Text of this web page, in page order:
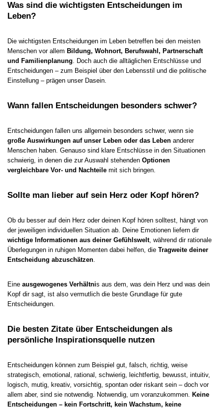
Was sind die wichtigsten Entscheidungen im
Leben?
Die wichtigsten Entscheidungen im Leben betreffen bei den meisten
Menschen vor allem Bildung, Wohnort, Berufswahl, Partnerschaft
und Familienplanung. Doch auch die alltäglichen Entschlüsse und
Entscheidungen – zum Beispiel über den Lebensstil und die politische
Einstellung – prägen unser Dasein.
Wann fallen Entscheidungen besonders schwer?
Entscheidungen fallen uns allgemein besonders schwer, wenn sie
große Auswirkungen auf unser Leben oder das Leben anderer
Menschen haben. Genauso sind klare Entschlüsse in den Situationen
schwierig, in denen die zur Auswahl stehenden Optionen
vergleichbare Vor- und Nachteile mit sich bringen.
Sollte man lieber auf sein Herz oder Kopf hören?
Ob du besser auf dein Herz oder deinen Kopf hören solltest, hängt von
der jeweiligen individuellen Situation ab. Deine Emotionen liefern dir
wichtige Informationen aus deiner Gefühlswelt, während dir rationale
Überlegungen in ruhigen Momenten dabei helfen, die Tragweite deiner
Entscheidung abzuschätzen.
Eine ausgewogenes Verhältnis aus dem, was dein Herz und was dein
Kopf dir sagt, ist also vermutlich die beste Grundlage für gute
Entscheidungen.
Die besten Zitate über Entscheidungen als
persönliche Inspirationsquelle nutzen
Entscheidungen können zum Beispiel gut, falsch, richtig, weise
strategisch, emotional, rational, schwierig, leichtfertig, bewusst, intuitiv,
logisch, mutig, kreativ, vorsichtig, spontan oder riskant sein – doch vor
allem aber, sind sie notwendig. Notwendig, um voranzukommen. Keine
Entscheidungen – kein Fortschritt, kein Wachstum, keine